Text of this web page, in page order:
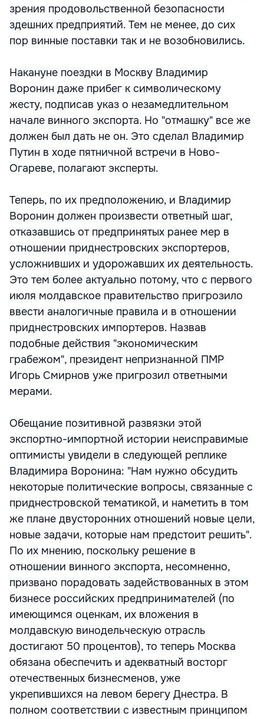
зрения продовольственной безопасности
здешних предприятий. Тем не менее, до сих
пор винные поставки так и не возобновились.
Накануне поездки в Москву Владимир
Воронин даже прибег к символическому
жесту, подписав указ о незамедлительном
начале винного экспорта. Но "отмашку" все же
должен был дать не он. Это сделал Владимир
Путин в ходе пятничной встречи в Ново-
Огареве, полагают эксперты.
Теперь, по их предположению, и Владимир
Воронин должен произвести ответный шаг,
отказавшись от предпринятых ранее мер в
отношении приднестровских экспортеров,
усложнивших и удорожавших их деятельность.
Это тем более актуально потому, что с первого
июля молдавское правительство пригрозило
ввести аналогичные правила и в отношении
приднестровских импортеров. Назвав
подобные действия "экономическим
грабежом", президент непризнанной ПМР
Игорь Смирнов уже пригрозил ответными
мерами.
Обещание позитивной развязки этой
экспортно-импортной истории неисправимые
оптимисты увидели в следующей реплике
Владимира Воронина: "Нам нужно обсудить
некоторые политические вопросы, связанные с
приднестровской тематикой, и наметить в том
же плане двусторонних отношений новые цели,
новые задачи, которые нам предстоит решить".
По их мнению, поскольку решение в
отношении винного экспорта, несомненно,
призвано порадовать задействованных в этом
бизнесе российских предпринимателей (по
имеющимся оценкам, их вложения в
молдавскую винодельческую отрасль
достигают 50 процентов), то теперь Москва
обязана обеспечить и адекватный восторг
отечественных бизнесменов, уже
укрепившихся на левом берегу Днестра. В
полном соответствии с известным принципом